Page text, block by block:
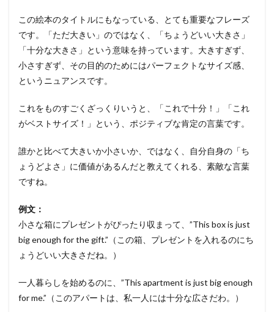
この絵本のタイトルにもなっている、とても重要なフレーズ
です。「ただ大きい」のではなく、「ちょうどいい大きさ」
「十分な大きさ」という意味を持っています。大きすぎず、
小さすぎず、その目的のためにはパーフェクトなサイズ感、
というニュアンスです。
これをものすごくざっくりいうと、「これで十分！」「これ
がベストサイズ！」という、ポジティブな肯定の言葉です。
誰かと比べて大きいか小さいか、ではなく、自分自身の「ち
ょうどよさ」に価値があるんだと教えてくれる、素敵な言葉
ですね。
例文：
小さな箱にプレゼントがぴったり収まって、”This box is just
big enough for the gift.”（この箱、プレゼントを入れるのにち
ょうどいい大きさだね。）
一人暮らしを始めるのに、”This apartment is just big enough
for me.”（このアパートは、私一人には十分な広さだわ。）